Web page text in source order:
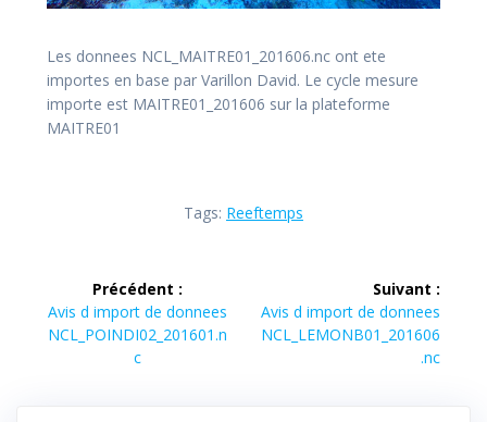
Les donnees NCL_MAITRE01_201606.nc ont ete
importes en base par Varillon David. Le cycle mesure
importe est MAITRE01_201606 sur la plateforme
MAITRE01
Tags: Reeftemps
Navigation
de
l’article
Précédent :
Article
précédent :
Avis d import de donnees
NCL_POINDI02_201601.n
c
Suivant :
Article
suivant :
Avis d import de donnees
NCL_LEMONB01_201606
.nc